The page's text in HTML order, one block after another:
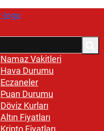
Namaz Vakitleri
Hava Durumu
Eczaneler
Puan Durumu
Döviz Kurları
Altın Fiyatları
Kripto Fiyatları